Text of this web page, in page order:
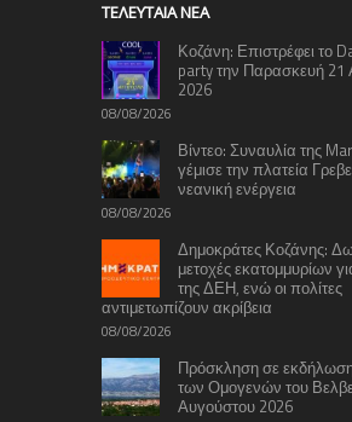
TΕΛΕΥΤΑΊΑ ΝΈΑ
Κοζάνη: Επιστρέφει το
party την Παρασκευή 21
2026
08/08/2026
Βίντεο: Συναυλία της
γέμισε την πλατεία
νεανική ενέργεια
08/08/2026
Δημοκράτες Κοζάνης:
μετοχές εκατομμυρίων
της ΔΕΗ, ενώ οι πολίτες
αντιμετωπίζουν ακρίβεια
08/08/2026
Πρόσκληση σε
των Ομογενών του
Αυγούστου 2026